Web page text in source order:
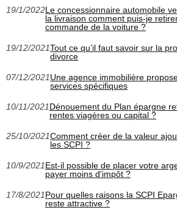
19/1/2022Le concessionnaire automobile
la livraison comment puis-je
commande de la voiture ?
19/12/2021Tout ce qu’il faut savoir sur la
divorce
07/12/2021Une agence immobilière
services spécifiques
10/11/2021Dénouement du Plan épargne
rentes viagères ou capital ?
25/10/2021Comment créer de la valeur
les SCPI ?
10/9/2021Est-il possible de placer votre
payer moins d'impôt ?
17/8/2021Pour quelles raisons la SCPI
reste attractive ?